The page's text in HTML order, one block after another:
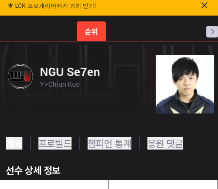
🌟 LCK 프로게이머에게 과외 받기!
순위 프로빌
NGU Se7en
Yi-Chiun Kuo
프로빌드 챔피언 통계 응원 댓글
선수 상세 정보